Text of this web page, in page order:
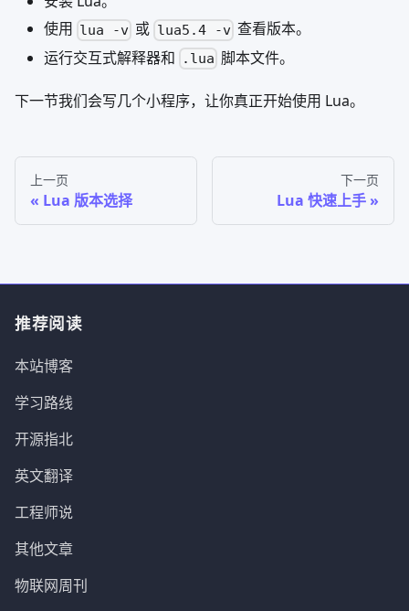
使用 lua -v 或 lua5.4 -v查看版本。
运行交互式解释器和
.lua 脚本文件。
下一节我们会写几个小程序，让你真正开始使用 Lua。
上一页
Lua 版本选择
下一页
Lua 快速上手
推荐阅读
本站博客
学习路线
开源指北
英文翻译
工程师说
其他文章
物联网周刊